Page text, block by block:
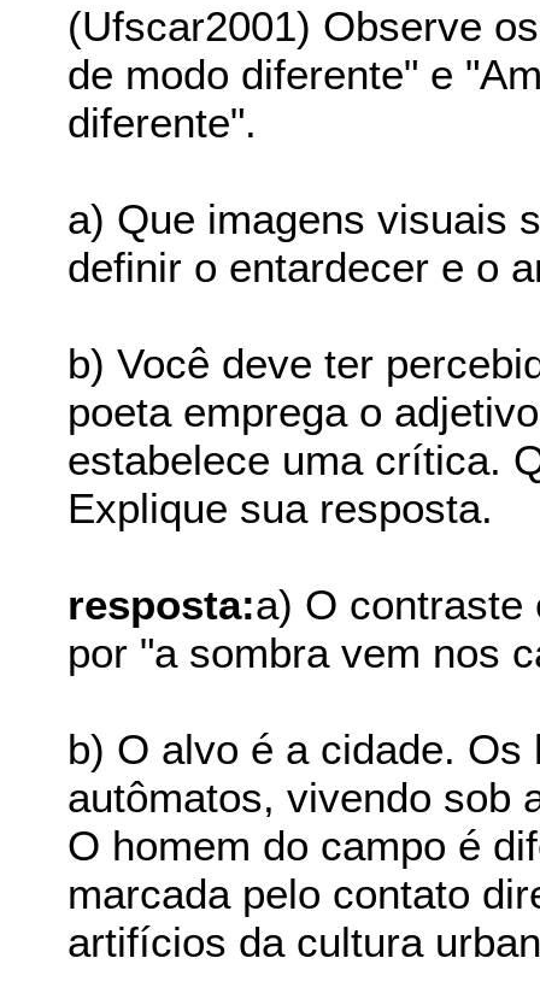
(Ufscar2001) Observe
de modo diferente" e
diferente".
a) Que imagens visuais
definir o entardecer e o
b) Você deve ter
poeta emprega o
estabelece uma crítica.
Explique sua resposta.
resposta:a) O contraste
por "a sombra vem nos
b) O alvo é a cidade.
autômatos, vivendo sob
O homem do campo é
marcada pelo contato
artifícios da cultura